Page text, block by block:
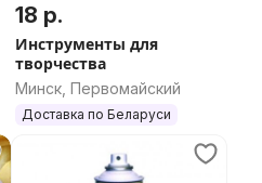
18 р.
Инструменты для
творчества
Минск, Первомайский
Доставка по Беларуси